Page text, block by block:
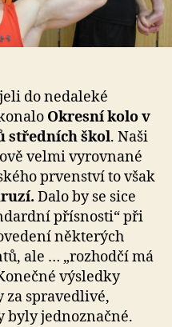
do nedaleké
Okresní kolo v
středních škol. Naši
velmi vyrovnané
prvenství to však
Dalo by se sice
přísnosti“ při
některých
ale … „rozhodčí má
výsledky
za spravedlivé,
byly jednoznačné.